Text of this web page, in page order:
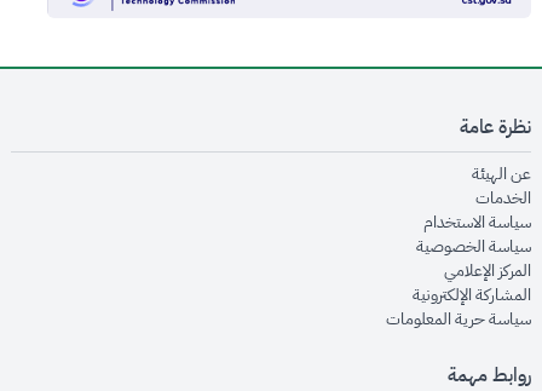
نظرة عامة
عن الهيئةopens in new window
الخدماتopens in new window
سياسة الاستخدام
سياسة الخصوصيةopens in new window
المركز الإعلاميopens in new window
المشاركة الإلكترونيةopens in new window
سياسة حرية المعلوماتopens in new window
روابط مهمة